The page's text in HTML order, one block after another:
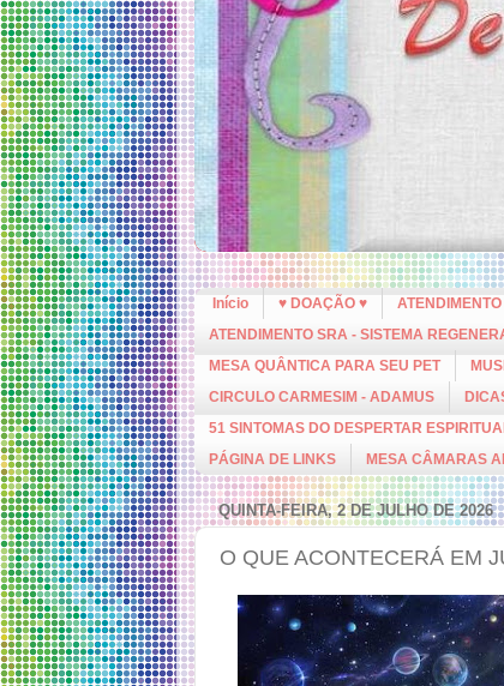
Início ♥ DOAÇÃO ♥
ATENDIMENTO SRA - SISTEMA
MESA QUÂNTICA PARA SEU PET
CIRCULO CARMESIM - ADAMUS
51 SINTOMAS DO DESPERTAR
PÁGINA DE LINKS
MESA CÂMARAS
QUINTA-FEIRA, 2 DE JULHO DE 2026
O QUE ACONTECERÁ EM